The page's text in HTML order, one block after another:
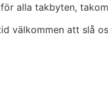
alla takbyten,
välkommen att slå